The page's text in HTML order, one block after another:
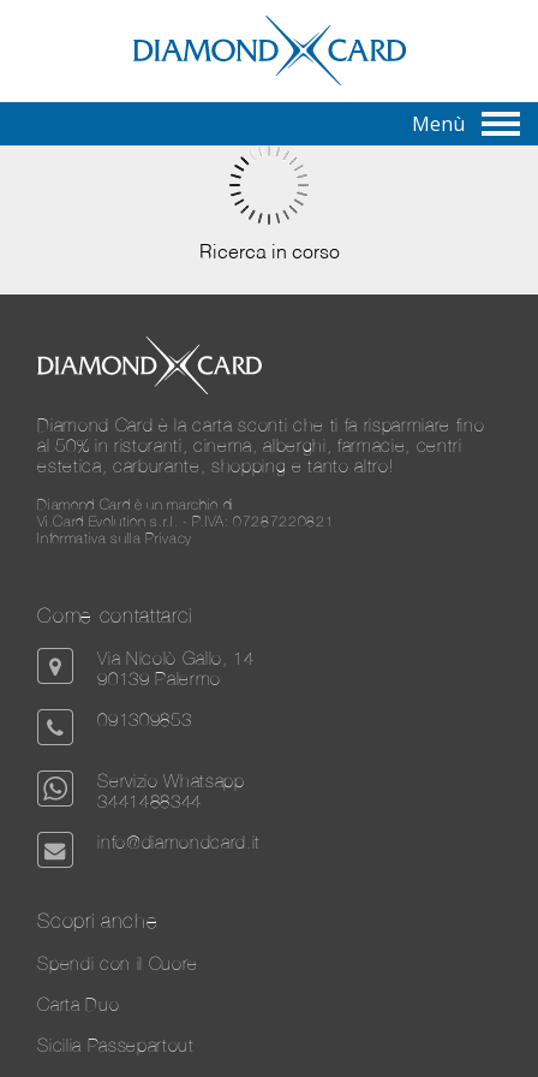
Menù
Ricerca in corso
Diamond Card è la carta sconti che ti fa risparmiare fino
al 50% in ristoranti, cinema, alberghi, farmacie, centri
estetica, carburante, shopping e tanto altro!
Diamond Card è un marchio di
Vi.Card Evolution s.r.l. - P.IVA: 07287220821
Informativa sulla Privacy
Come contattarci
Via Nicolò Gallo, 14
90139 Palermo
091309853
Servizio Whatsapp
3441488344
info@diamondcard.it
Scopri anche
Spendi con il Cuore
Carta Duo
Sicilia Passepartout